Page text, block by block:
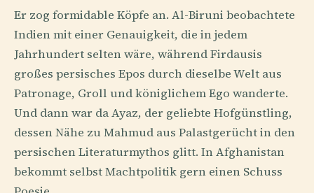
Er zog formidable Köpfe an. Al-Biruni beobachtete
Indien mit einer Genauigkeit, die in jedem
Jahrhundert selten wäre, während Firdausis
großes persisches Epos durch dieselbe Welt aus
Patronage, Groll und königlichem Ego wanderte.
Und dann war da Ayaz, der geliebte Hofgünstling,
dessen Nähe zu Mahmud aus Palastgerücht in den
persischen Literaturmythos glitt. In Afghanistan
bekommt selbst Machtpolitik gern einen Schuss